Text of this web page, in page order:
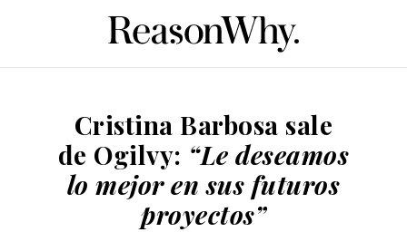
Cristina Barbosa sale
de Ogilvy: “Le deseamos
lo mejor en sus futuros
proyectos”